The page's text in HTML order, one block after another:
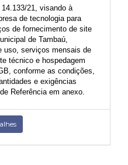
21, visando à
de tecnologiapara
de fornecimento de site
de Tambaú,
uso, serviços mensais de
técnico e hospedagem
conforme as condições,
e exigências
Referência em anexo.